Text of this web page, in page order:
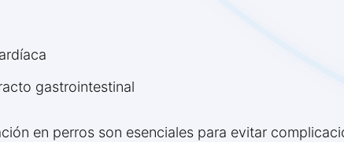
gastrointestinal
en perros son esenciales para evitar